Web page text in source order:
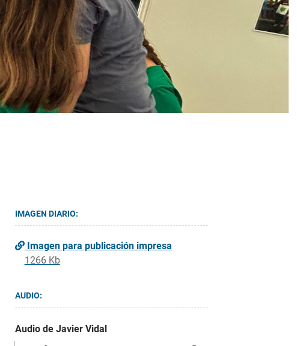
IMAGEN DIARIO:
Imagen para publicación impresa
1266 Kb
AUDIO:
Audio de Javier Vidal